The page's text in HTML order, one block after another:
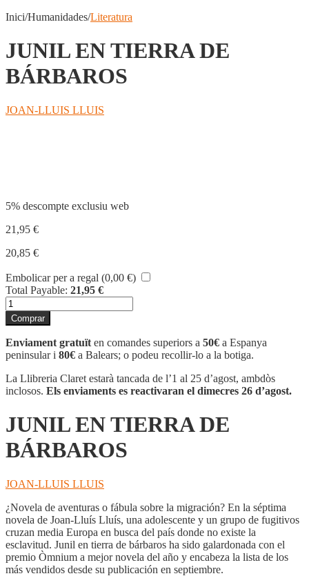
Inici/Humanidades/Literatura
JUNIL EN TIERRA DE
BÁRBAROS
JOAN-LLUIS LLUIS
5% descompte exclusiu web
21,95 €
20,85 €
Embolicar per a regal (0,00 €)
Total Payable: 21,95 €
quantitat
de
JUNIL
EN
TIERRA
DE
BÁRBAROS
Comprar
Enviament gratuït en comandes superiors a 50€ a Espanya
peninsular i 80€ a Balears; o podeu recollir-lo a la botiga.
La Llibreria Claret estarà tancada de l’1 al 25 d’agost, ambdòs
inclosos. Els enviaments es reactivaran el dimecres 26 d’agost.
JUNIL EN TIERRA DE
BÁRBAROS
JOAN-LLUIS LLUIS
¿Novela de aventuras o fábula sobre la migración? En la séptima
novela de Joan-Lluís Lluís, una adolescente y un grupo de fugitivos
cruzan media Europa en busca del país donde no existe la
esclavitud. Junil en tierra de bárbaros ha sido galardonada con el
premio Òmnium a mejor novela del año y encabeza la lista de los
más vendidos desde su publicación en septiembre.